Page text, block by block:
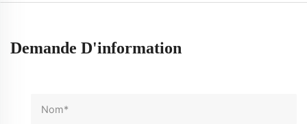
Demande D'information